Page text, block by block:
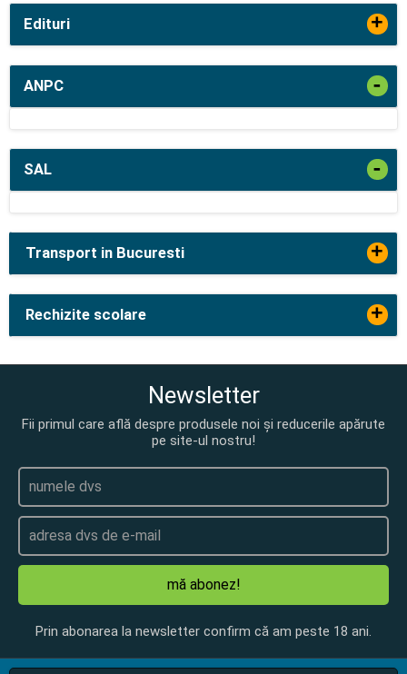
Edituri +
ANPC -
SAL -
Transport in Bucuresti +
Rechizite scolare +
Newsletter
Fii primul care află despre produsele noi și reducerile apărute
pe site-ul nostru!
mă abonez!
Prin abonarea la newsletter confirm că am peste 18 ani.